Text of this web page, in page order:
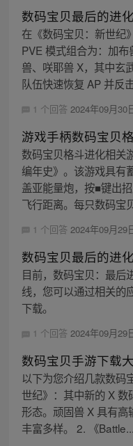
数码宝贝最后的进
在《数码宝贝：新世纪
PVE 模式组合为：加
兽、咲耶兽 X，其中玄
队伍快速恢复 AP 并反
1 个回答 2024年09月30
游戏手柄数码宝贝
数码宝贝格斗进化相关
编年史》。该游戏具有
盖亚能量炮，按■键出
飞行距离。每只数码宝
1 个回答 2024年09月29
数码宝贝最后的进
目前，数码宝贝：最后
线，您可以通过相关的
下载。
1 个回答 2024年09月29
数码宝贝手游下载
以下为您介绍几款数码
世纪》：其中新的 X
形态。顽固兽 X 具有
丰富多样。 2. 《Battle...